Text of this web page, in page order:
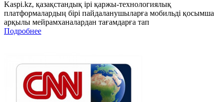
Kaspi.kz, қазақстандық ірі қаржы-технологиялық
платформалардың бірі пайдаланушыларға мобильді қосымша
арқылы мейрамханалардан тағамдарға тап
Подробнее